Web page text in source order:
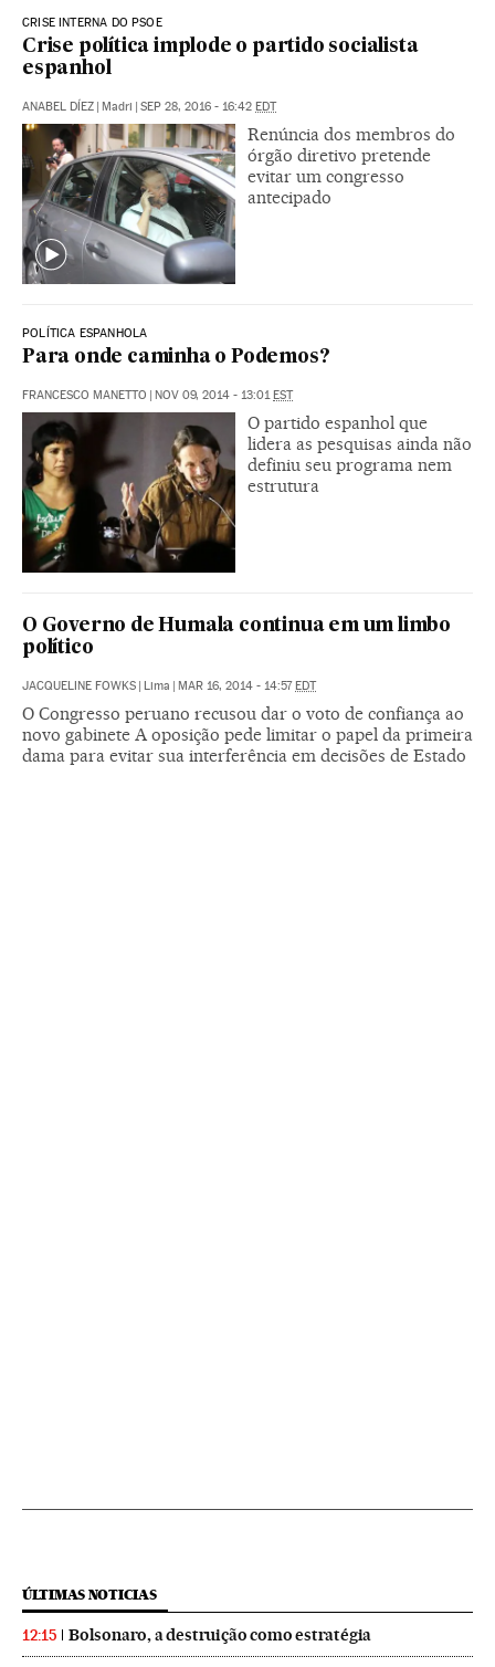
CRISE INTERNA DO PSOE
Crise política implode o partido socialista
espanhol
ANABEL DÍEZ | Madri | SEP 28, 2016 - 16:42 EDT
Renúncia dos membros do
órgão diretivo pretende
evitar um congresso
antecipado
POLÍTICA ESPANHOLA
Para onde caminha o Podemos?
FRANCESCO MANETTO | NOV 09, 2014 - 13:01EST
O partido espanhol que
lidera as pesquisas ainda não
definiu seu programa nem
estrutura
O Governo de Humala continua em um limbo
político
JACQUELINE FOWKS | Lima | MAR 16, 2014 - 14:57EDT
O Congresso peruano recusou dar o voto de confiança ao
novo gabinete A oposição pede limitar o papel da primeira
dama para evitar sua interferência em decisões de Estado
ÚLTIMAS NOTICIAS
12:15 Bolsonaro, a destruição como estratégia